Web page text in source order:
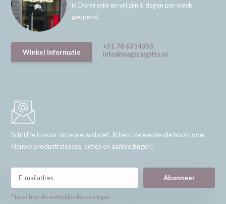
in Dordrecht en wij zijn 6 dagen per week
geopend.
Winkel informatie
+31 78 6314355
info@magicalgifts.nl
Schrijf je in voor onze nieuwsbrief. Jij bent de eerste die hoort over
nieuwe productreleases, acties en aanbiedingen!
Abonneer
* Lees hier de wettelijke beperkingen